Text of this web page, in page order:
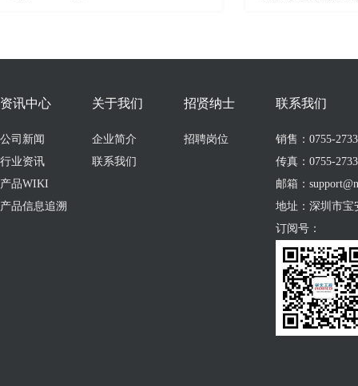
资讯中心
公司新闻
行业资讯
产品WIKI
产品信息追溯
关于我们
企业简介
联系我们
招贤纳士
招聘岗位
联系我们
销售：0755-
传真：0755-
邮箱：
地址：深圳市宝
订阅号：